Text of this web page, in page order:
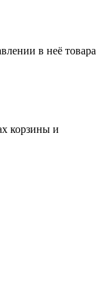
в неё товара
корзины и